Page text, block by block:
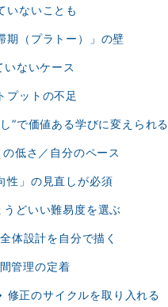
いないことも
期（プラトー）」の壁
いないケース
プットの不足
”で価値ある学びに変えられる
低さ／自分のペース
性」の見直しが必須
どいい難易度を選ぶ
設計を自分で描く
管理の定着
正のサイクルを取り入れる